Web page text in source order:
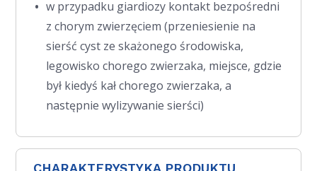
w przypadku giardiozy kontakt bezpośredni
z chorym zwierzęciem (przeniesienie na
sierść cyst ze skażonego środowiska,
legowisko chorego zwierzaka, miejsce, gdzie
był kiedyś kał chorego zwierzaka, a
następnie wylizywanie sierści)
CHARAKTERYSTYKA PRODUKTU